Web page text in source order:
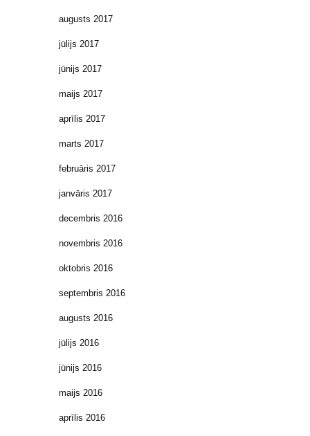
augusts 2017
jūlijs 2017
jūnijs 2017
maijs 2017
aprīlis 2017
marts 2017
februāris 2017
janvāris 2017
decembris 2016
novembris 2016
oktobris 2016
septembris 2016
augusts 2016
jūlijs 2016
jūnijs 2016
maijs 2016
aprīlis 2016